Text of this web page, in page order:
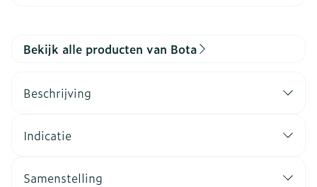
Bekijk alle producten van Bota
Beschrijving
Indicatie
Samenstelling